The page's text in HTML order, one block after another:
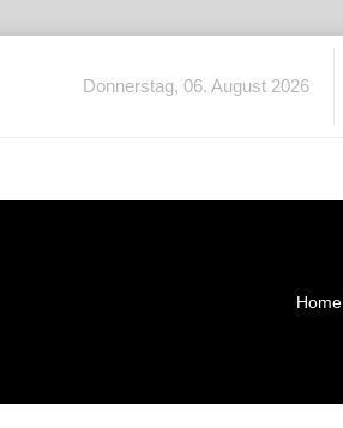
Donnerstag, 06. August 2026
Home